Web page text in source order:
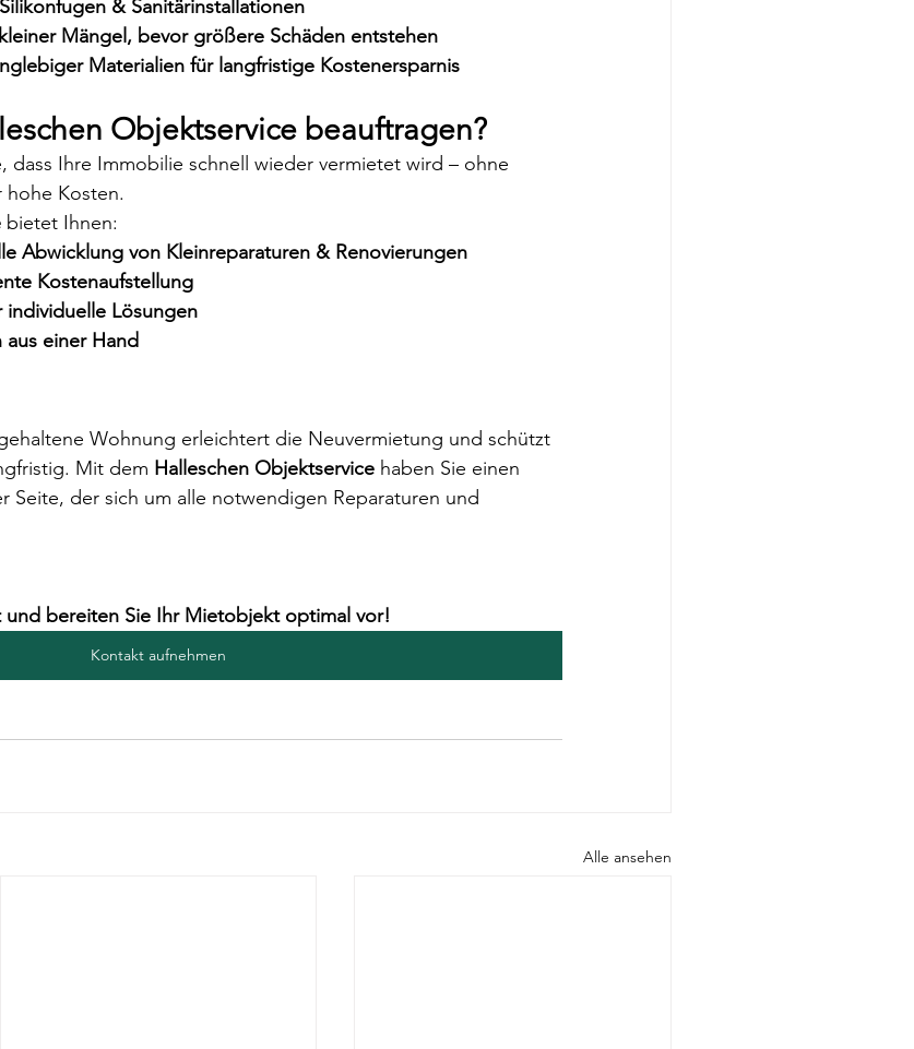
& Sanitärinstallationen
Mängel, bevor größere Schäden entstehen
Materialien für langfristige Kostenersparnis
Objektservice beauftragen?
dass Ihre Immobilie schnell wieder vermietet wird – ohne
hohe Kosten.
bietet Ihnen:
Abwicklung von Kleinreparaturen & Renovierungen
Kostenaufstellung
individuelle Lösungen
einer Hand
Wohnung erleichtert die Neuvermietung und schützt
Mit dem Halleschen Objektservice haben Sie einen
Seite, der sich um alle notwendigen Reparaturen und
und bereiten Sie Ihr Mietobjekt optimal vor!
Kontakt aufnehmen
Alle ansehen